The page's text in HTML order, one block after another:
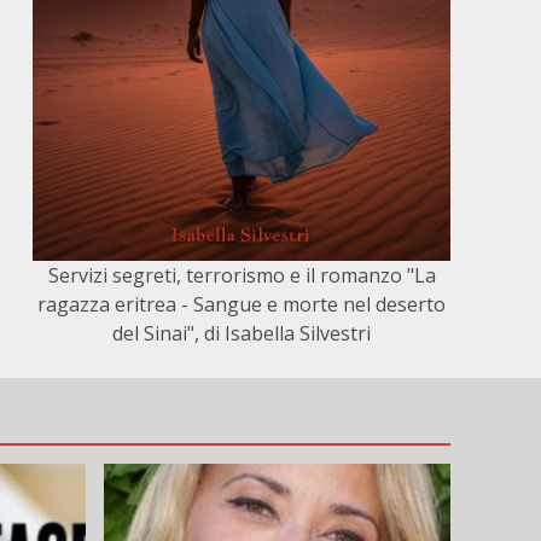
Servizi segreti, terrorismo e il romanzo "La
ragazza eritrea - Sangue e morte nel deserto
del Sinai", di Isabella Silvestri